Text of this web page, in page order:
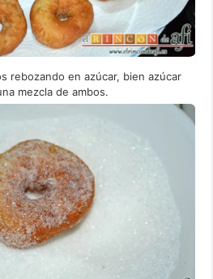
rebozando en azúcar, bien azúcar
mezcla de ambos.